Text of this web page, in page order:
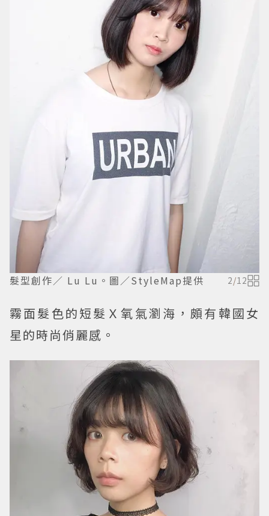
髮型創作／ Lu Lu。圖／StyleMap提供 2/12
霧面髮色的短髮Ｘ氧氣瀏海，頗有韓國女
星的時尚俏麗感。